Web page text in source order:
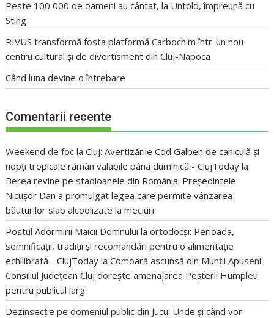
Peste 100 000 de oameni au cântat, la Untold, împreună cu
Sting
RIVUS transformă fosta platformă Carbochim într-un nou
centru cultural și de divertisment din Cluj-Napoca
Când luna devine o întrebare
Comentarii recente
Weekend de foc la Cluj: Avertizările Cod Galben de caniculă și
nopți tropicale rămân valabile până duminică - ClujToday la
Berea revine pe stadioanele din România: Președintele
Nicușor Dan a promulgat legea care permite vânzarea
băuturilor slab alcoolizate la meciuri
Postul Adormirii Maicii Domnului la ortodocși: Perioada,
semnificații, tradiții și recomandări pentru o alimentație
echilibrată - ClujToday laComoară ascunsă din Munții Apuseni:
Consiliul Județean Cluj dorește amenajarea Peșterii Humpleu
pentru publicul larg
Dezinsecție pe domeniul public din Jucu: Unde și când vor